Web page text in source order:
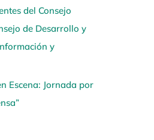
del Consejo
de Desarrollo y
y
Escena: Jornada por